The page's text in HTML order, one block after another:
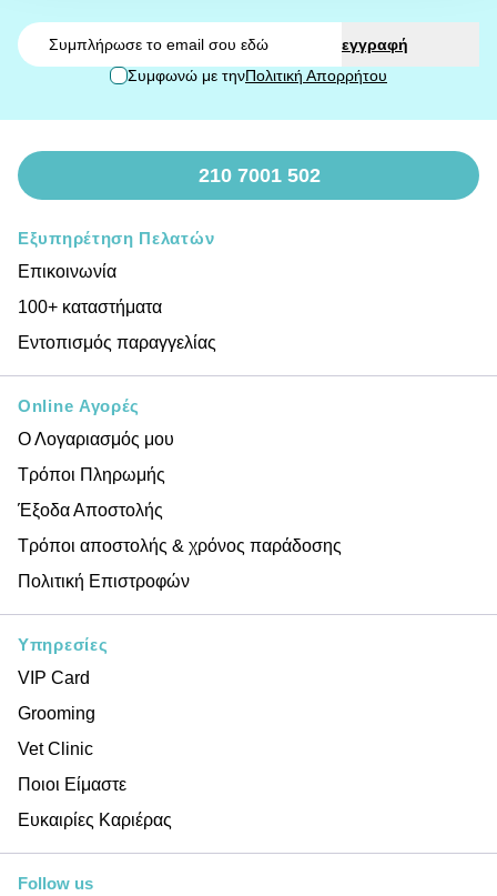
εγγραφή
Συμφωνώ με τηνΠολιτική Απορρήτου
210 7001 502
Εξυπηρέτηση Πελατών
Επικοινωνία
100+ καταστήματα
Εντοπισμός παραγγελίας
Online Αγορές
Ο Λογαριασμός μου
Τρόποι Πληρωμής
Έξοδα Αποστολής
Τρόποι αποστολής & χρόνος παράδοσης
Πολιτική Επιστροφών
Υπηρεσίες
VIP Card
Grooming
Vet Clinic
Ποιοι Είμαστε
Ευκαιρίες Καριέρας
Follow us